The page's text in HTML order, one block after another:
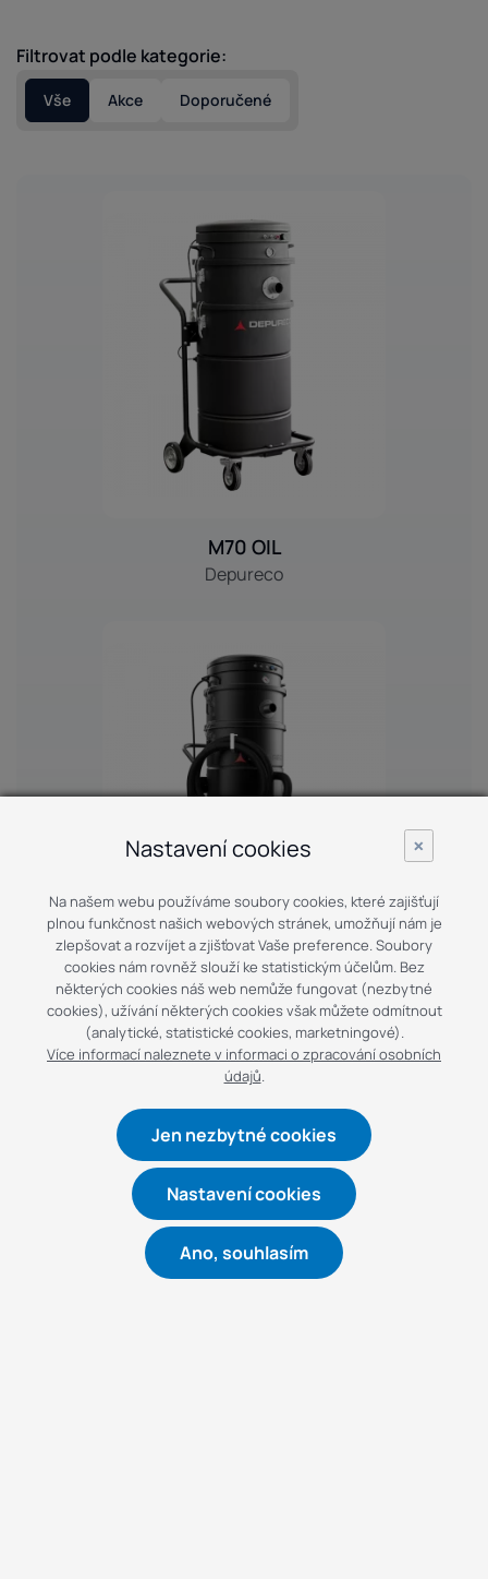
Filtrovat podle kategorie:
Vše Akce Doporučené
M70 OIL
Depureco
M70 OIL P
Depureco
×
Nastavení cookies
Na našem webu používáme soubory cookies, které zajišťují
plnou funkčnost našich webových stránek, umožňují nám je
zlepšovat a rozvíjet a zjišťovat Vaše preference. Soubory
cookies nám rovněž slouží ke statistickým účelům. Bez
některých cookies náš web nemůže fungovat (nezbytné
cookies), užívání některých cookies však můžete odmítnout
(analytické, statistické cookies, marketningové).
Více informací naleznete v informaci o zpracování osobních
údajů.
Jen nezbytné cookies
Nastavení cookies
Ano, souhlasím